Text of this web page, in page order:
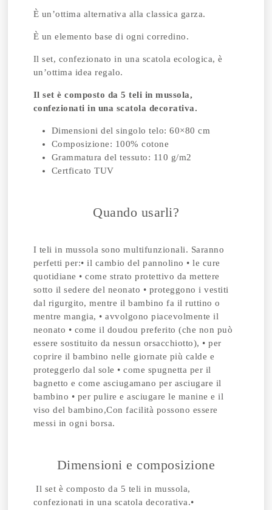
È un’ottima alternativa alla classica garza.
È un elemento base di ogni corredino.
Il set, confezionato in una scatola ecologica, è
un’ottima idea regalo.
Il set è composto da 5 teli in mussola,
confezionati in una scatola decorativa.
Dimensioni del singolo telo: 60×80 cm
Composizione: 100% cotone
Grammatura del tessuto: 110 g/m2
Certficato TUV
Quando usarli?
I teli in mussola sono multifunzionali. Saranno
perfetti per:• il cambio del pannolino • le cure
quotidiane • come strato protettivo da mettere
sotto il sedere del neonato • proteggono i vestiti
dal rigurgito, mentre il bambino fa il ruttino o
mentre mangia, • avvolgono piacevolmente il
neonato • come il doudou preferito (che non può
essere sostituito da nessun orsacchiotto), • per
coprire il bambino nelle giornate più calde e
proteggerlo dal sole • come spugnetta per il
bagnetto e come asciugamano per asciugare il
bambino • per pulire e asciugare le manine e il
viso del bambino,Con facilità possono essere
messi in ogni borsa.
Dimensioni e composizione
Il set è composto da 5 teli in mussola,
confezionati in una scatola decorativa.•